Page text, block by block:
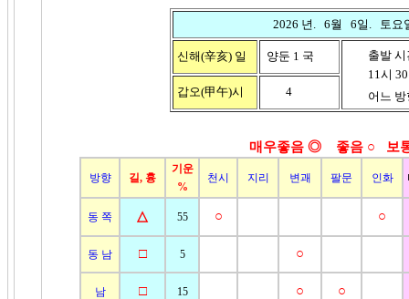
2026 년. 6월 6일. 토요
신해(辛亥) 일 양둔 1 국
출발 시
11시 30
어느 방
갑오(甲午)시 4
매우좋음 ◎ 좋음 ○ 보
방향 길, 흉
기운
%
천시 지리 변괘 팔문 인화
동 쪽 △ 55 ○ ○
동 남 □ 5 ○
남 □ 15 ○ ○